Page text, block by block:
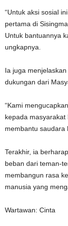
“Untuk aksi sosial
pertama di
Untuk bantuannya
ungkapnya.
Ia juga
dukungan dari
“Kami
kepada
membantu saudara
Terakhir, ia
beban dari teman-
membangun rasa
manusia yang
Wartawan: Cinta